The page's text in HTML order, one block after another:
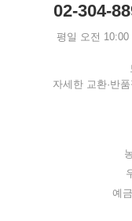
02-304-
평일 오전
자세한 교환·반
예